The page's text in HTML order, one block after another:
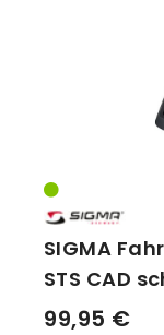
SIGMA
STS CAD
99,95 €